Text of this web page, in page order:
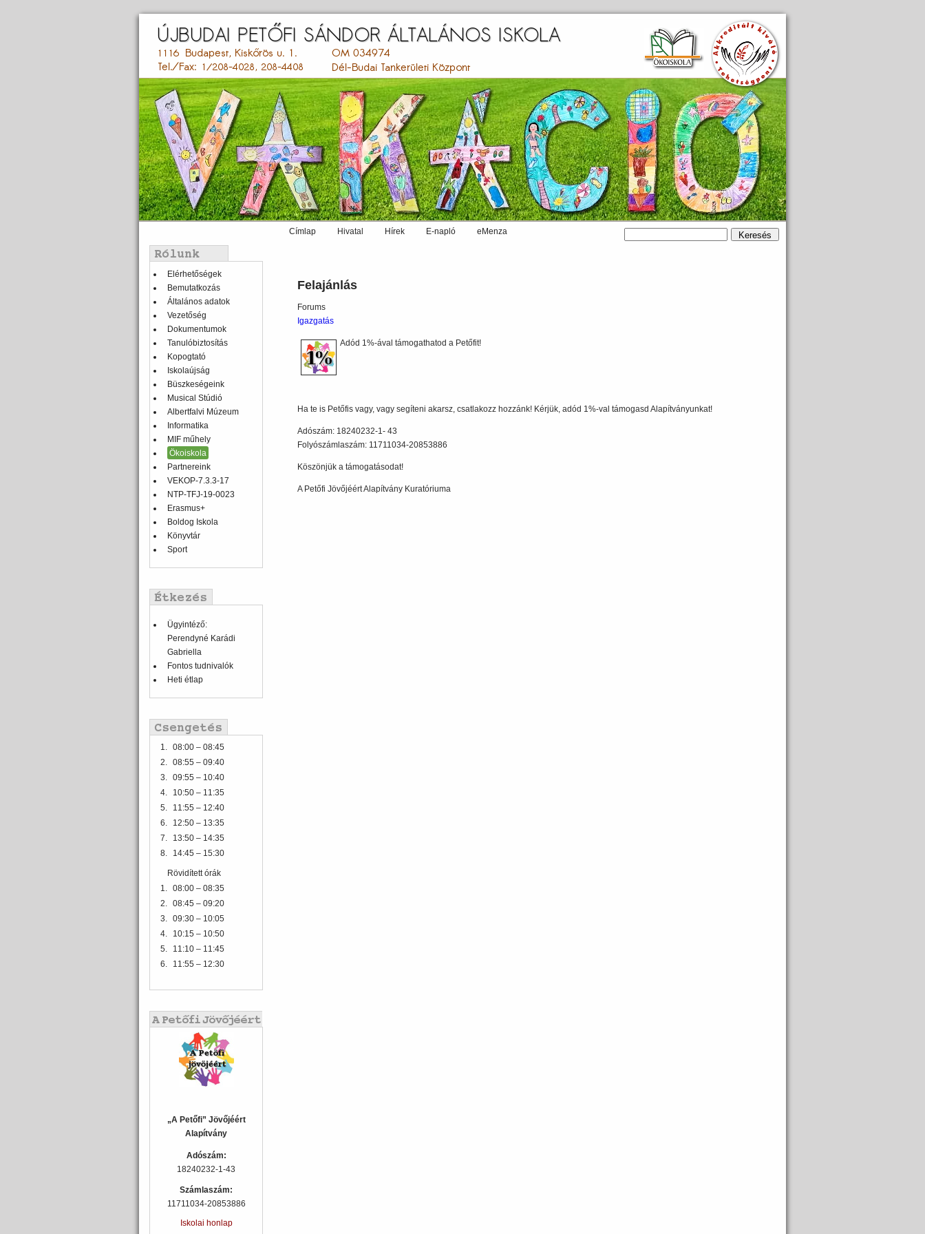
menu
Címlap Hivatal Hírek E-napló eMenza
Balmenü
Elérhetőségek
Bemutatkozás
Általános adatok
Vezetőség
Dokumentumok
Tanulóbiztosítás
Kopogtató
Iskolaújság
Büszkeségeink
Musical Stúdió
Albertfalvi Múzeum
Informatika
MIF műhely
Ökoiskola
Partnereink
VEKOP-7.3.3-17
NTP-TFJ-19-0023
Erasmus+
Boldog Iskola
Könyvtár
Sport
Ügyintéző:
Perendyné Karádi
Gabriella
Fontos tudnivalók
Heti étlap
1. 08:00 – 08:45
2. 08:55 – 09:40
3. 09:55 – 10:40
4.
10:50 – 11:35
5.
11:55 – 12:40
6.
12:50 – 13:35
7.
13:50 – 14:35
8.
14:45 – 15:30
Rövidített órák
1. 08:00 – 08:35
2. 08:45 – 09:20
3. 09:30 – 10:05
4.
10:15 – 10:50
5.
11:10 – 11:45
6.
11:55 – 12:30
„A Petőfi” Jövőjéért
Alapítvány
Adószám:
18240232-1-43
Számlaszám:
11711034-20853886
Iskolai honlap
Felajánlás
Forums
Igazgatás
Adód 1%-ával támogathatod a Petőfit!
Ha te is Petőfis vagy, vagy segíteni akarsz, csatlakozz hozzánk! Kérjük, adód 1%-val támogasd Alapítványunkat!
Adószám: 18240232-1- 43
Folyószámlaszám: 11711034-20853886
Köszönjük a támogatásodat!
A Petőfi Jövőjéért Alapítvány Kuratóriuma